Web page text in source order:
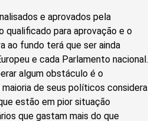
e aprovados pela
qualificado para aprovação e o
ao fundo terá que ser ainda
e cada Parlamento nacional.
algum obstáculo é o
de seus políticos considera
estão em pior situação
que gastam mais do que